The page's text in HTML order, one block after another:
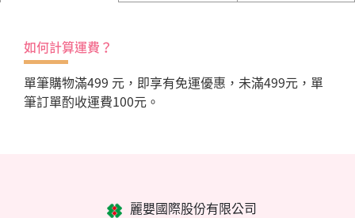
如何計算運費？
單筆購物滿499 元，即享有免運優惠，未滿499元，單
筆訂單酌收運費100元。
麗嬰國際股份有限公司